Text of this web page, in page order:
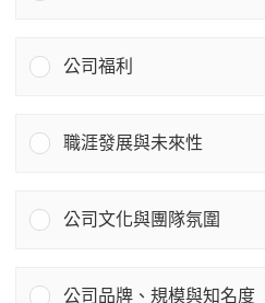
公司福利
職涯發展與未來性
公司文化與團隊氛圍
公司品牌、規模與知名度